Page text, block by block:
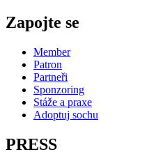
Zapojte se
Member
Patron
Partneři
Sponzoring
Stáže a praxe
Adoptuj sochu
PRESS